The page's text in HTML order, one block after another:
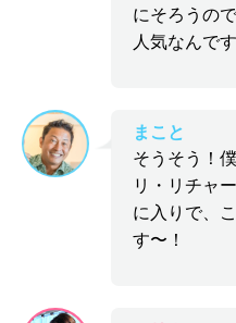
にそろうの
人気なんです
まこと
そうそう！
リ・リチャ
に入りで、
す〜！